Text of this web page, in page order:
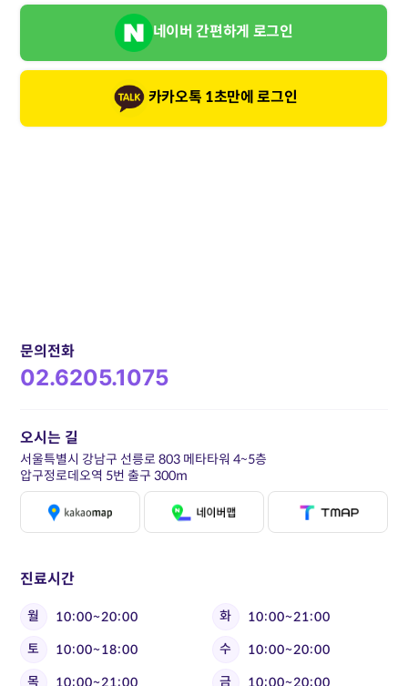
네이버 간편하게 로그인
카카오톡 1초만에 로그인
문의전화
02.6205.1075
진료시간
월 10:00~20:00 화
10:00~21:00
토
10:00~18:00 수
10:00~20:00
목
10:00~21:00 금 10:00~20:00
오시는 길
서울특별시 강남구 선릉로 803 메타타워 4~5층
압구정로데오역 5번 출구 300m